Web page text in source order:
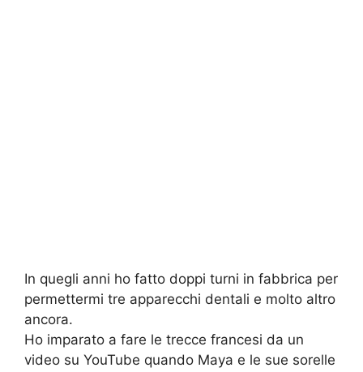
In quegli anni ho fatto doppi turni in fabbrica per
permettermi tre apparecchi dentali e molto altro
ancora.
Ho imparato a fare le trecce francesi da un
video su YouTube quando Maya e le sue sorelle